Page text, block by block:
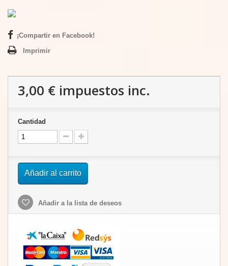
¡Compartir en Facebook!
Imprimir
3,00 € impuestos inc.
Cantidad
Añadir al carrito
Añadir a la lista de deseos